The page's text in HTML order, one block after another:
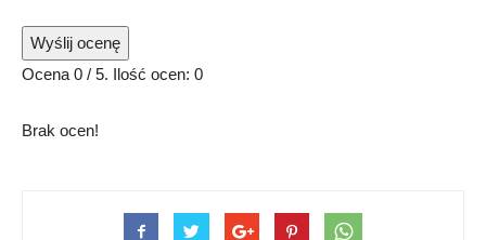
Wyślij ocenę
Ocena 0 / 5. Ilość ocen: 0
Brak ocen!